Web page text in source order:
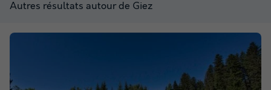
Autres résultats autour de Giez